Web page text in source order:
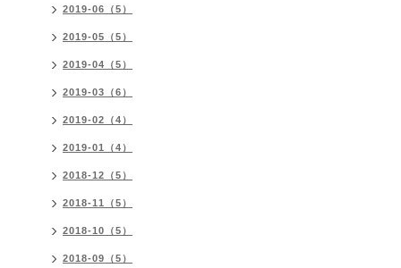
2019-06（5）
2019-05（5）
2019-04（5）
2019-03（6）
2019-02（4）
2019-01（4）
2018-12（5）
2018-11（5）
2018-10（5）
2018-09（5）